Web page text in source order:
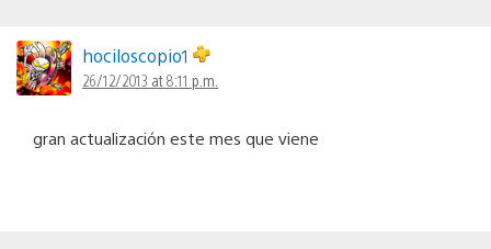
hociloscopio1
26/12/2013 at 8:11 p.m.
gran actualización este mes que viene